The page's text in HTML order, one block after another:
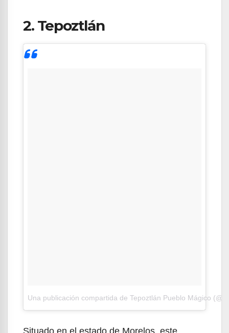
2. Tepoztlán
Una publicación compartida de Tepoztlán Pueblo Mágico